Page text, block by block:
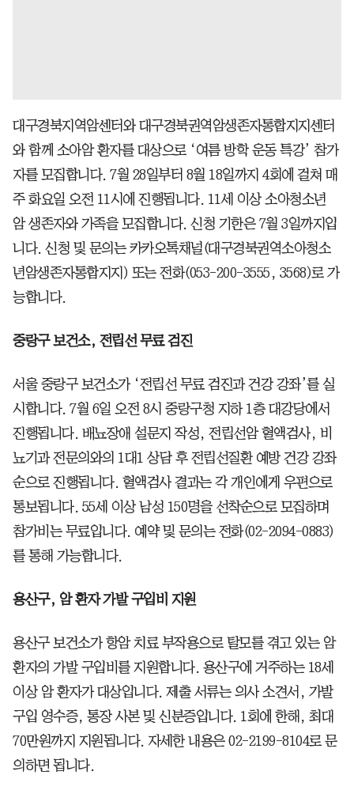
대구경북지역암센터와 대구경북권역암생존자통합지지센터
와 함께 소아암 환자를 대상으로 ‘여름 방학 운동 특강’ 참가
자를 모집합니다. 7월 28일부터 8월 18일까지 4회에 걸쳐 매
주 화요일 오전 11시에 진행됩니다. 11세 이상 소아청소년
암 생존자와 가족을 모집합니다. 신청 기한은 7월 3일까지입
니다. 신청 및 문의는 카카오톡채널(대구경북권역소아청소
년암생존자통합지지) 또는 전화(053-200-3555, 3568)로 가
능합니다.
중랑구 보건소, 전립선 무료 검진
서울 중랑구 보건소가 ‘전립선 무료 검진과 건강 강좌’를 실
시합니다. 7월 6일 오전 8시 중랑구청 지하 1층 대강당에서
진행됩니다. 배뇨장애 설문지 작성, 전립선암 혈액검사, 비
뇨기과 전문의와의 1대1 상담 후 전립선질환 예방 건강 강좌
순으로 진행됩니다. 혈액검사 결과는 각 개인에게 우편으로
통보됩니다. 55세 이상 남성 150명을 선착순으로 모집하며
참가비는 무료입니다. 예약 및 문의는 전화(02-2094-0883)
를 통해 가능합니다.
용산구, 암 환자 가발 구입비 지원
용산구 보건소가 항암 치료 부작용으로 탈모를 겪고 있는 암
환자의 가발 구입비를 지원합니다. 용산구에 거주하는 18세
이상 암 환자가 대상입니다. 제출 서류는 의사 소견서, 가발
구입 영수증, 통장 사본 및 신분증입니다. 1회에 한해, 최대
70만원까지 지원됩니다. 자세한 내용은 02-2199-8104로 문
의하면 됩니다.